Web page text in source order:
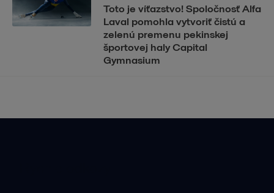
Toto je víťazstvo! Spoločnosť Alfa
Laval pomohla vytvoriť čistú a
zelenú premenu pekinskej
športovej haly Capital
Gymnasium